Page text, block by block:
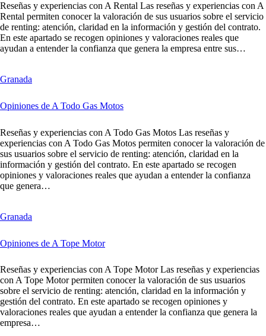
Reseñas y experiencias con A Rental Las reseñas y experiencias con A
Rental permiten conocer la valoración de sus usuarios sobre el servicio
de renting: atención, claridad en la información y gestión del contrato.
En este apartado se recogen opiniones y valoraciones reales que
ayudan a entender la confianza que genera la empresa entre sus…
Granada
Opiniones de A Todo Gas Motos
Reseñas y experiencias con A Todo Gas Motos Las reseñas y
experiencias con A Todo Gas Motos permiten conocer la valoración de
sus usuarios sobre el servicio de renting: atención, claridad en la
información y gestión del contrato. En este apartado se recogen
opiniones y valoraciones reales que ayudan a entender la confianza
que genera…
Granada
Opiniones de A Tope Motor
Reseñas y experiencias con A Tope Motor Las reseñas y experiencias
con A Tope Motor permiten conocer la valoración de sus usuarios
sobre el servicio de renting: atención, claridad en la información y
gestión del contrato. En este apartado se recogen opiniones y
valoraciones reales que ayudan a entender la confianza que genera la
empresa…